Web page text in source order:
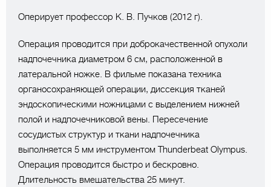
Оперирует профессор К. В. Пучков (2012 г).
Операция проводится при доброкачественной опухоли
надпочечника диаметром 6 см, расположенной в
латеральной ножке. В фильме показана техника
органосохраняющей операции, диссекция тканей
эндоскопическими ножницами с выделением нижней
полой и надпочечниковой вены. Пересечение
сосудистых структур и ткани надпочечника
выполняется 5 мм инструментом Thunderbeat Olympus.
Операция проводится быстро и бескровно.
Длительность вмешательства 25 минут.